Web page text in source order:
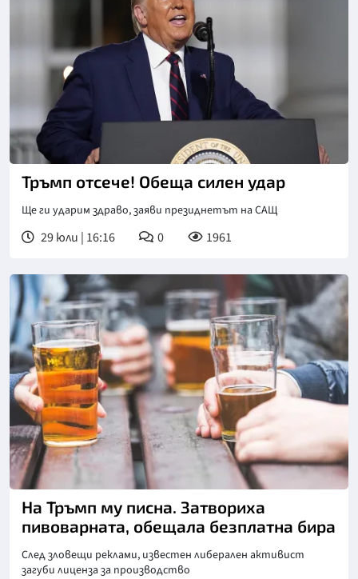
Снимка: ЕПА/БГНЕС
Тръмп отсече! Обеща силен удар
Ще ги ударим здраво, заяви президнетът на САЩ
29 юли | 16:16 0 1961
Снимка: goggle
На Тръмп му писна. Затвориха
пивоварната, обещала безплатна бира
След зловещи реклами, известен либерален активист
загуби лиценза за производство